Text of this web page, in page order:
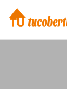
contenido